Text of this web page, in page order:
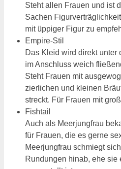
Steht allen Frauen und ist
Sachen
mit üppiger Figur zu
Empire-Stil
Das Kleid wird direkt unter
im Anschluss weich
Steht Frauen mit
zierlichen und kleinen
streckt. Für Frauen mit
Fishtail
Auch als Meerjungfrau
für Frauen, die es gerne
Meerjungfrau schmiegt
Rundungen hinab, ehe sie